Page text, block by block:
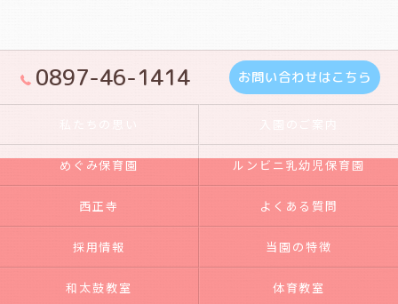
0897-46-1414 お問い合わせはこちら
めぐみ保育園 ルンビニ乳幼児保育園
西正寺 よくある質問
採用情報 当園の特徴
和太鼓教室 体育教室